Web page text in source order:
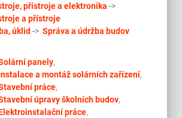
přístroje a elektronika ->
a přístroje
úklid -> Správa a údržba budov
panely,
a montáž solárních zařízení,
práce,
úpravy školních budov,
práce,